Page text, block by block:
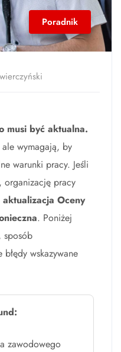
Poradnik
musi być aktualna.
wymagają, by
warunki pracy. Jeśli
organizację pracy
aktualizacja Oceny
. Poniżej
sposób
wskazywane
zawodowego